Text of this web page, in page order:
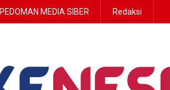
PEDOMAN MEDIA SIBER Redaksi